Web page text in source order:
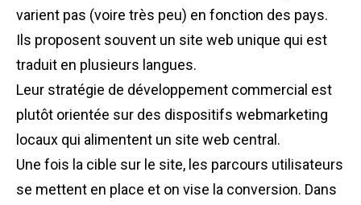
varient pas (voire très peu) en fonction des pays.
Ils proposent souvent un site web unique qui est
traduit en plusieurs langues.
Leur stratégie de développement commercial est
plutôt orientée sur des dispositifs webmarketing
locaux qui alimentent un site web central.
Une fois la cible sur le site, les parcours utilisateurs
se mettent en place et on vise la conversion. Dans